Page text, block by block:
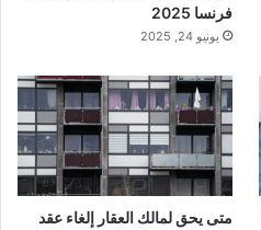
فرنسا 2025
يونيو 24, 2025
متى يحق لمالك العقار إلغاء عقد